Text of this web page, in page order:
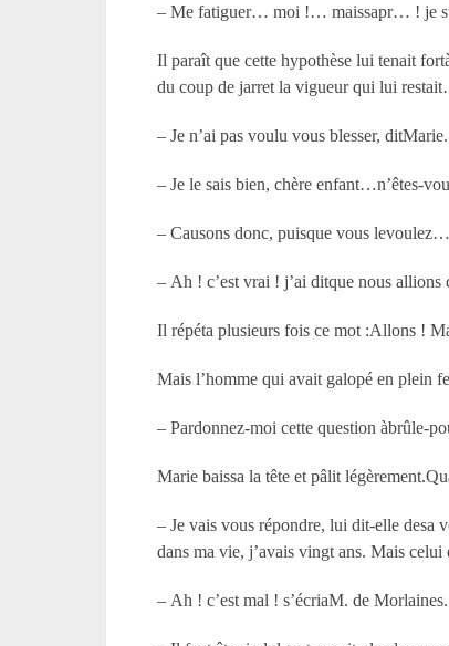
– Me fatiguer… moi !… maissapr… ! je
Il paraît que cette hypothèse lui tenait
du coup de jarret la vigueur qui lui
– Je n’ai pas voulu vous blesser, ditMarie.
– Je le sais bien, chère enfant…n’êtes-
– Causons donc, puisque vous levoulez…
– Ah ! c’est vrai ! j’ai ditque nous
Il répéta plusieurs fois ce mot :Allons !
Mais l’homme qui avait galopé en plein
– Pardonnez-moi cette question àbrûle-
Marie baissa la tête et pâlit
– Je vais vous répondre, lui dit-elle desa
dans ma vie, j’avais vingt ans. Mais celui
– Ah ! c’est mal ! s’écriaM. de